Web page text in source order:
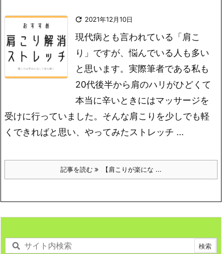
 2021年12月10日
現代病とも言われている「肩こ
り」ですが、悩んでいる人も多い
と思います。実際筆者である私も
20代後半から肩のハリがひどくて
本当に辛いときにはマッサージを
受けに行っていました。そんな肩こりを少しでも軽
くできればと思い、やってみたストレッチ ...
記事を読む 【肩こりが楽にな ...